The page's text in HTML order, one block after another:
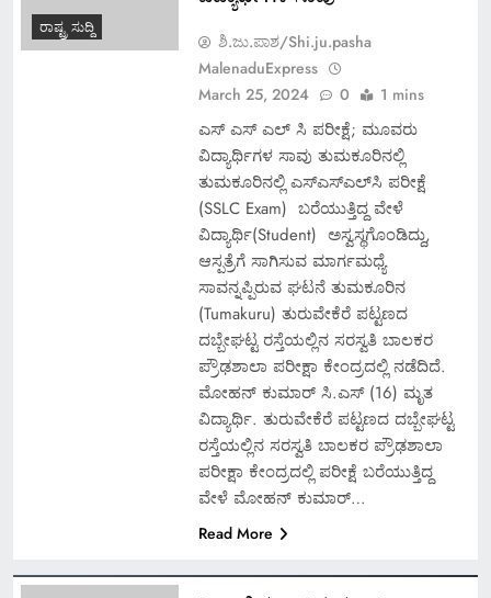
ರಾಷ್ಟ್ರ ಸುದ್ದಿ
ಶಿ.ಜು.ಪಾಶ/Shi.ju.pasha
MalenaduExpress
March 25, 2024
0 1 mins
ಎಸ್ ಎಸ್ ಎಲ್ ಸಿ ಪರೀಕ್ಷೆ; ಮೂವರು
ವಿದ್ಯಾರ್ಥಿಗಳ ಸಾವು ತುಮಕೂರಿನಲ್ಲಿ
ತುಮಕೂರಿನಲ್ಲಿ ಎಸ್ಎಸ್ಎಲ್​ಸಿ ಪರೀಕ್ಷೆ
(SSLC Exam) ಬರೆಯುತ್ತಿದ್ದ ವೇಳೆ
ವಿದ್ಯಾರ್ಥಿ(Student) ಅಸ್ವಸ್ಥಗೊಂಡಿದ್ದು,
ಆಸ್ಪತ್ರೆಗೆ ಸಾಗಿಸುವ ಮಾರ್ಗಮಧ್ಯೆ
ಸಾವನ್ನಪ್ಪಿರುವ ಘಟನೆ ತುಮಕೂರಿನ
(Tumakuru) ತುರುವೇಕೆರೆ ಪಟ್ಟಣದ
ದಬ್ಬೇಘಟ್ಟ ರಸ್ತೆಯಲ್ಲಿನ ಸರಸ್ವತಿ ಬಾಲಕರ
ಪ್ರೌಢಶಾಲಾ ಪರೀಕ್ಷಾ ಕೇಂದ್ರದಲ್ಲಿ ನಡೆದಿದೆ.
ಮೋಹನ್ ಕುಮಾರ್ ಸಿ.ಎಸ್ (16) ಮೃತ
ವಿದ್ಯಾರ್ಥಿ. ತುರುವೇಕೆರೆ ಪಟ್ಟಣದ ದಬ್ಬೇಘಟ್ಟ
ರಸ್ತೆಯಲ್ಲಿನ ಸರಸ್ವತಿ ಬಾಲಕರ ಪ್ರೌಢಶಾಲಾ
ಪರೀಕ್ಷಾ ಕೇಂದ್ರದಲ್ಲಿ ಪರೀಕ್ಷೆ ಬರೆಯುತ್ತಿದ್ದ
ವೇಳೆ ಮೋಹನ್ ಕುಮಾರ್…
Read More